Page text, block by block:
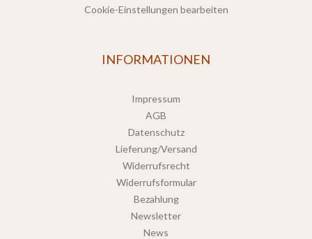
Cookie-Einstellungen bearbeiten
INFORMATIONEN
Impressum
AGB
Datenschutz
Lieferung/Versand
Widerrufsrecht
Widerrufsformular
Bezahlung
Newsletter
News